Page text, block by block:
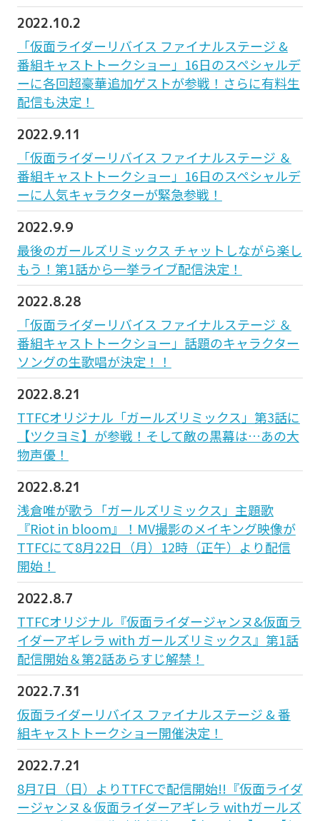
2022.10.2
「仮面ライダーリバイス ファイナルステージ &
番組キャストトークショー」16日のスペシャルデ
ーに各回超豪華追加ゲストが参戦！さらに有料生
配信も決定！
2022.9.11
「仮面ライダーリバイス ファイナルステージ ＆
番組キャストトークショー」16日のスペシャルデ
ーに人気キャラクターが緊急参戦！
2022.9.9
最後のガールズリミックス チャットしながら楽し
もう！第1話から一挙ライブ配信決定！
2022.8.28
「仮面ライダーリバイス ファイナルステージ ＆
番組キャストトークショー」話題のキャラクター
ソングの生歌唱が決定！！
2022.8.21
TTFCオリジナル「ガールズリミックス」第3話に
【ツクヨミ】が参戦！そして敵の黒幕は…あの大
物声優！
2022.8.21
浅倉唯が歌う「ガールズリミックス」主題歌
『Riot in bloom』！MV撮影のメイキング映像が
TTFCにて8月22日（月）12時（正午）より配信
開始！
2022.8.7
TTFCオリジナル『仮面ライダージャンヌ&仮面ラ
イダーアギレラ with ガールズリミックス』第1話
配信開始＆第2話あらすじ解禁！
2022.7.31
仮面ライダーリバイス ファイナルステージ & 番
組キャストトークショー開催決定！
2022.7.21
8月7日（日）よりTTFCで配信開始!!『仮面ライダ
ージャンヌ＆仮面ライダーアギレラ withガールズ